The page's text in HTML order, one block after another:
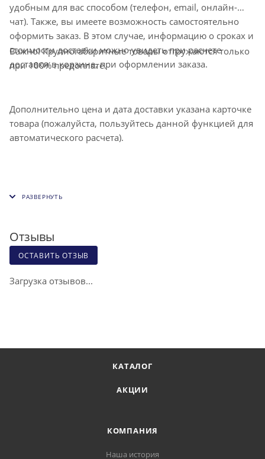
удобным для вас способом (телефон, email, онлайн-
чат). Также, вы имеете возможность самостоятельно
оформить заказ. В этом случае, информацию о сроках и
стоимости доставки можно увидеть при расчете
доставки в корзине, при оформлении заказа.
Важно! Крупногабаритные товары отгружаются только
при 100% предоплате.
Дополнительно цена и дата доставки указана карточке
товара (пожалуйста, пользуйтесь данной функцией для
автоматического расчета).
Отзывы
ОСТАВИТЬ ОТЗЫВ
Загрузка отзывов...
КАТАЛОГ
АКЦИИ
КОМПАНИЯ
Наша история